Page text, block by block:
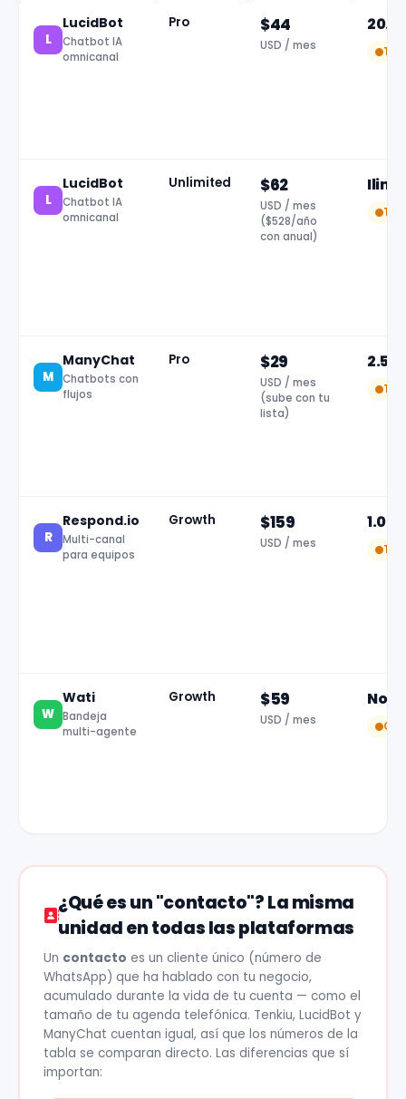
L
LucidBot
Chatbot IA
omnicanal
Pro $44
USD / mes
L
LucidBot
Chatbot IA
omnicanal
Unlimited $62
USD / mes
($528/año
con anual)
M
ManyChat
Chatbots con
flujos
Pro $29
USD / mes
(sube con tu
lista)
R
Respond.io
Multi-canal
para equipos
Growth $159
USD / mes
W
Wati
Bandeja
multi-agente
Growth $59
USD / mes
No
¿Qué es un "contacto"? La misma
unidad en todas las plataformas
Un contacto es un cliente único (número de
WhatsApp) que ha hablado con tu negocio,
acumulado durante la vida de tu cuenta — como el
tamaño de tu agenda telefónica. Tenkiu, LucidBot y
ManyChat cuentan igual, así que los números de la
tabla se comparan directo. Las diferencias que sí
importan: